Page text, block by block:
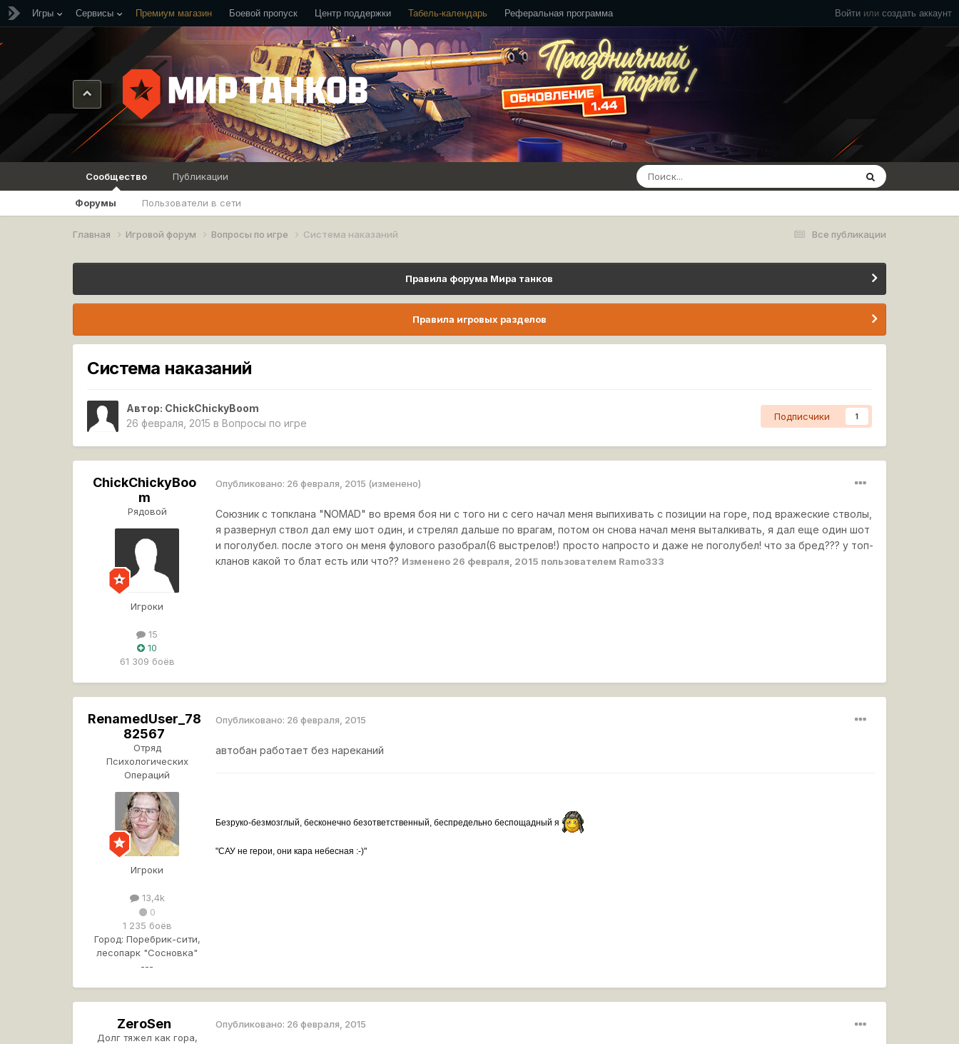
Войти или создать аккаунт
Игры Сервисы Премиум магазин Боевой пропуск Центр поддержки Табель-календарь Реферальная программа
Сообщество
Форумы Пользователи в сети
Публикации
Все публикации
Главная Игровой форум Вопросы по игре Система наказаний
Правила форума Мира танков
Правила игровых разделов
Система наказаний
Автор: ChickChickyBoom
26 февраля, 2015 в Вопросы по игре
Подписчики 1
ChickChickyBoo
m
Рядовой
Игроки
15
10
61 309 боёв
Опубликовано: 26 февраля, 2015 (изменено)
Союзник с топклана "NOMAD" во время боя ни с того ни с сего начал меня выпихивать с позиции на горе, под вражеские стволы,
я развернул ствол дал ему шот один, и стрелял дальше по врагам, потом он снова начал меня выталкивать, я дал еще один шот
и поголубел. после этого он меня фулового разобрал(6 выстрелов!) просто напросто и даже не поголубел! что за бред??? у топ-
кланов какой то блат есть или что?? Изменено 26 февраля, 2015 пользователем Ramo333
RenamedUser_78
82567
Отряд
Психологических
Операций
Игроки
13,4k
0
1 235 боёв
Город: Поребрик-сити,
лесопарк "Сосновка"
---
Опубликовано: 26 февраля, 2015
автобан работает без нареканий
Безруко-безмозглый, бесконечно безответственный, беспредельно беспощадный я
"САУ не герои, они кара небесная :-)"
ZeroSen
Долг тяжел как гора,
Опубликовано: 26 февраля, 2015